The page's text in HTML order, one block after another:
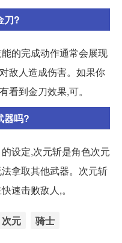
刀?
的完成动作通常会展现
敌人造成伤害。如果你
看到金刀效果,可。
器吗?
设定,次元斩是角色次元
拿取其他武器。次元斩
速击败敌人,。
次元 骑士